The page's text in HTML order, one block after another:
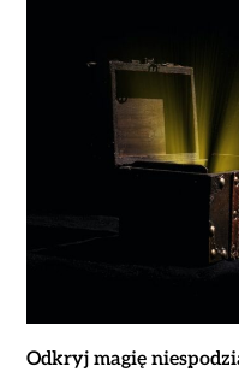
Odkryj magię